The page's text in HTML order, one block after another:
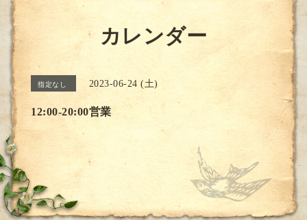
カレンダー
指定なし 2023-06-24 (土)
12:00-20:00営業